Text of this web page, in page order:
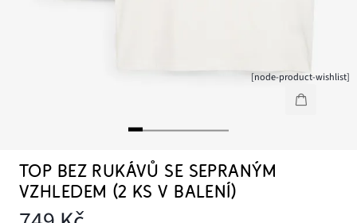
[node-product-wishlist]
TOP BEZ RUKÁVŮ SE SEPRANÝM
VZHLEDEM (2 KS V BALENÍ)